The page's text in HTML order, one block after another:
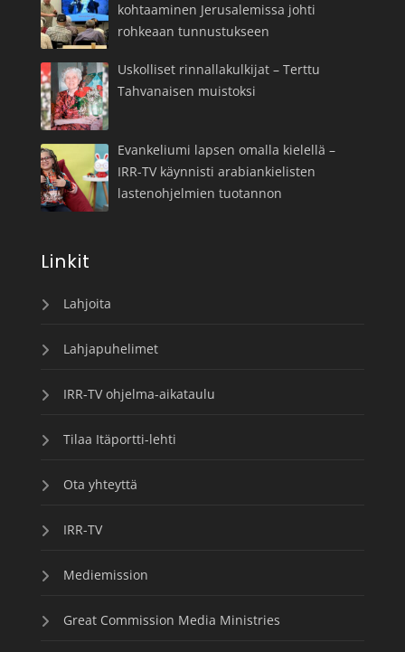
kohtaaminen Jerusalemissa johti
rohkeaan tunnustukseen
Uskolliset rinnallakulkijat – Terttu
Tahvanaisen muistoksi
Evankeliumi lapsen omalla kielellä –
IRR-TV käynnisti arabiankielisten
lastenohjelmien tuotannon
Linkit
Lahjoita
Lahjapuhelimet
IRR-TV ohjelma-aikataulu
Tilaa Itäportti-lehti
Ota yhteyttä
IRR-TV
Mediemission
Great Commission Media Ministries